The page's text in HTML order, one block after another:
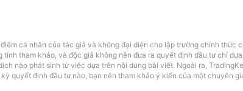
cá nhân của tác giả và không đại diện cho lập trường chính thức
tham khảo, và độc giả không nên đưa ra quyết định đầu tư chỉ
nào phát sinh từ việc dựa trên nội dung bài viết. Ngoài ra,
quyết định đầu tư nào, bạn nên tham khảo ý kiến của một chuyên